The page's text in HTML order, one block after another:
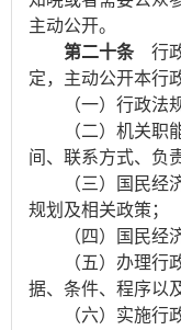
主动公开。
第二十条行政
定，主动公开本行
（一）行政法规
（二）机关职能
间、联系方式、负
（三）国民经济
规划及相关政策；
（四）国民经济
（五）办理行政
据、条件、程序以
（六）实施行政